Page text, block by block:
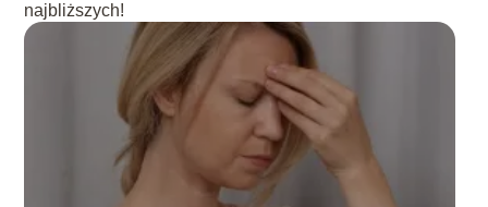
najbliższych!